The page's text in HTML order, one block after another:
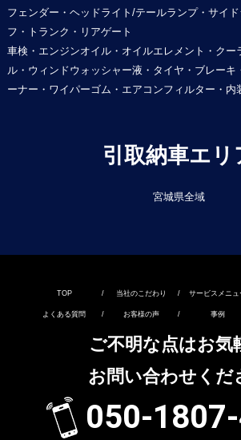
フェンダー・ヘッドライト/テールランプ・サイ
フ・トランク・リアゲート
車検・エンジンオイル・オイルエレメント・クー
ル・ウィンドウォッシャー液・タイヤ・ブレーキ
ーナー・ワイパーゴム・エアコンフィルター・内
引取納車エリ
宮城県全域
TOP / 当社のこだわり / サービスメニュ
よくある質問 / お客様の声 / 事例
ご不明な点はお気
お問い合わせくだ
050-